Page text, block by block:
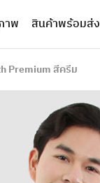
าพ สินค้าพร้อมส่ง
Premium สีครีม